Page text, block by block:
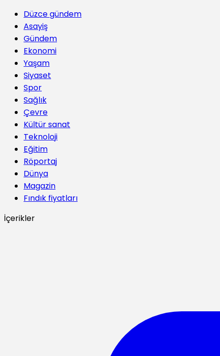
Düzce gündem
Asayiş
Gündem
Ekonomi
Yaşam
Siyaset
Spor
Sağlık
Çevre
Kültür sanat
Teknoloji
Eğitim
Röportaj
Dünya
Magazin
Fındık fiyatları
İçerikler